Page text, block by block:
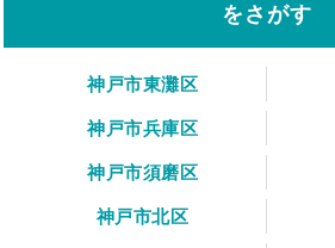
をさがす
神戸市東灘区
神戸市兵庫区
神戸市須磨区
神戸市北区